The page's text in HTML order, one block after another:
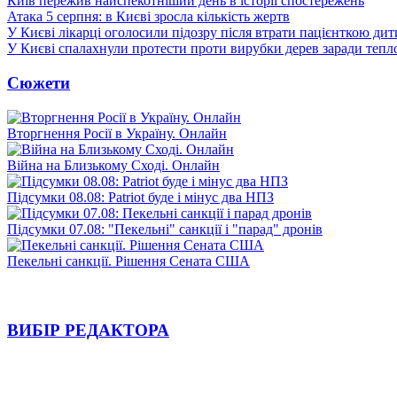
Атака 5 серпня: в Києві зросла кількість жертв
У Києві лікарці оголосили підозру після втрати пацієнткою
У Києві спалахнули протести проти вирубки дерев заради
Сюжети
Вторгнення Росії в Україну. Онлайн
Війна на Близькому Сході. Онлайн
Підсумки 08.08: Patriot буде і мінус два НПЗ
Підсумки 07.08: "Пекельні" санкції і "парад" дронів
Пекельні санкції. Рішення Сената США
ВИБІР РЕДАКТОРА